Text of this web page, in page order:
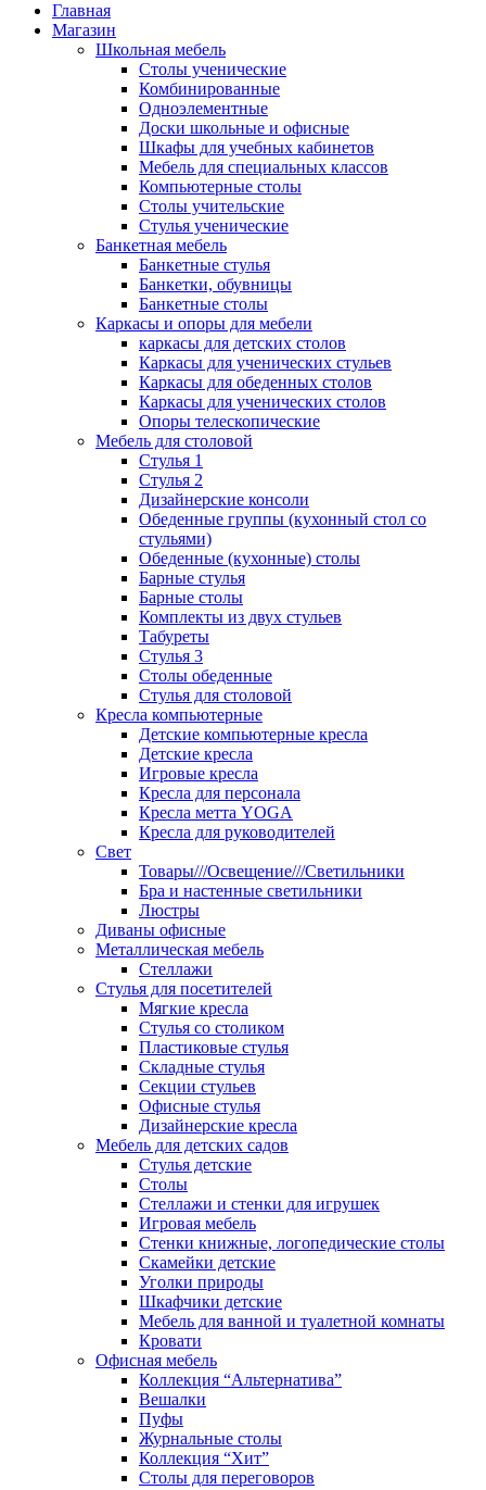
Главная
Магазин
Школьная мебель
Столы ученические
Комбинированные
Одноэлементные
Доски школьные и офисные
Шкафы для учебных кабинетов
Мебель для специальных классов
Компьютерные столы
Столы учительские
Стулья ученические
Банкетная мебель
Банкетные стулья
Банкетки, обувницы
Банкетные столы
Каркасы и опоры для мебели
каркасы для детских столов
Каркасы для ученических стульев
Каркасы для обеденных столов
Каркасы для ученических столов
Опоры телескопические
Мебель для столовой
Стулья 1
Стулья 2
Дизайнерские консоли
Обеденные группы (кухонный стол со
стульями)
Обеденные (кухонные) столы
Барные стулья
Барные столы
Комплекты из двух стульев
Табуреты
Стулья 3
Столы обеденные
Стулья для столовой
Кресла компьютерные
Детские компьютерные кресла
Детские кресла
Игровые кресла
Кресла для персонала
Кресла метта YOGA
Кресла для руководителей
Свет
Товары///Освещение///Светильники
Бра и настенные светильники
Люстры
Диваны офисные
Металлическая мебель
Стеллажи
Стулья для посетителей
Мягкие кресла
Стулья со столиком
Пластиковые стулья
Складные стулья
Секции стульев
Офисные стулья
Дизайнерские кресла
Мебель для детских садов
Стулья детские
Столы
Стеллажи и стенки для игрушек
Игровая мебель
Стенки книжные, логопедические столы
Скамейки детские
Уголки природы
Шкафчики детские
Мебель для ванной и туалетной комнаты
Кровати
Офисная мебель
Коллекция “Альтернатива”
Вешалки
Пуфы
Журнальные столы
Коллекция “Хит”
Столы для переговоров